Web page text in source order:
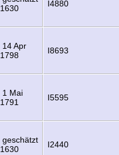
1630
I4880
14 Apr
1798
I8693
1 Mai
1791
I5595
geschätzt
1630
I2440